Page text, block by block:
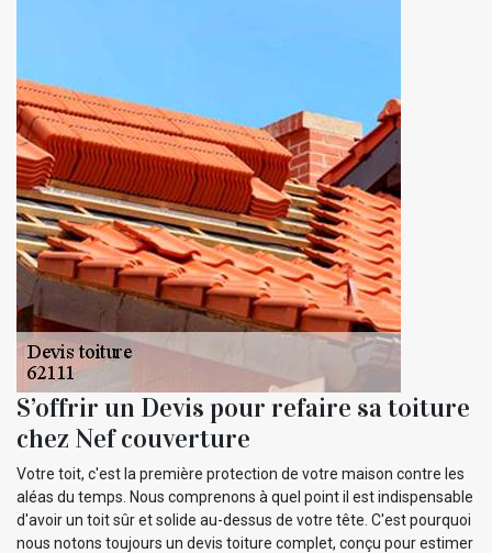
S’offrir un Devis pour refaire sa toiture
chez Nef couverture
Votre toit, c'est la première protection de votre maison contre les
aléas du temps. Nous comprenons à quel point il est indispensable
d'avoir un toit sûr et solide au-dessus de votre tête. C'est pourquoi
nous notons toujours un devis toiture complet, conçu pour estimer